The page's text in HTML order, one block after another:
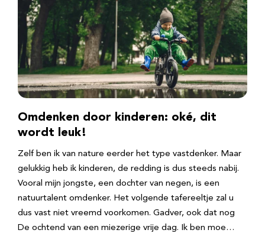
Omdenken door kinderen: oké, dit
wordt leuk!
Zelf ben ik van nature eerder het type vastdenker. Maar
gelukkig heb ik kinderen, de redding is dus steeds nabij.
Vooral mijn jongste, een dochter van negen, is een
natuurtalent omdenker. Het volgende tafereeltje zal u
dus vast niet vreemd voorkomen. Gadver, ook dat nog
De ochtend van een miezerige vrije dag. Ik ben moe…